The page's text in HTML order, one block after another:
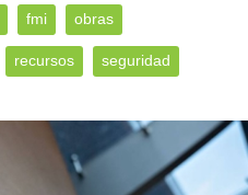
fmi obras
recursos seguridad